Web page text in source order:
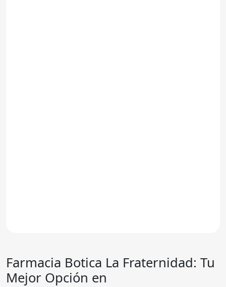
Farmacia Botica La Fraternidad: Tu
Mejor Opción en